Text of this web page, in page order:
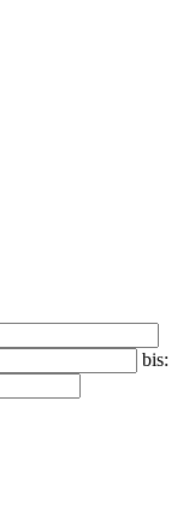
bis: